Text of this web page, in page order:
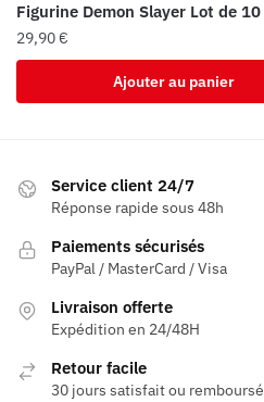
Figurine Demon Slayer Lot de 10
29,90€
Ajouter au panier
Service client 24/7
Réponse rapide sous 48h
Paiements sécurisés
PayPal / MasterCard / Visa
Livraison offerte
Expédition en 24/48H
Retour facile
30 jours satisfait ou remboursé